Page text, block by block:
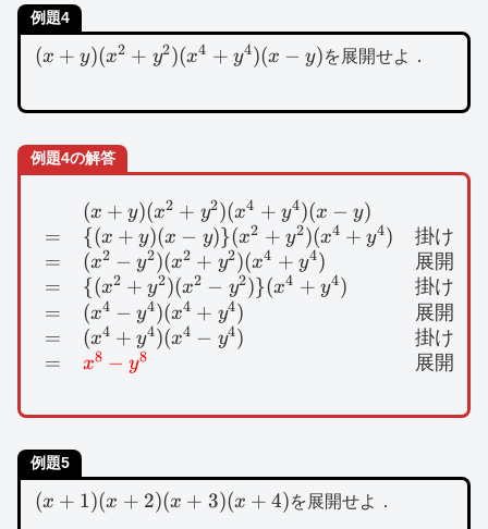
例題4
(x+y)
(x + y)(x2 + y2)(x4 + y4)(x − y)を展開せよ．
例題4の解答
=
=
=
=
=
=
(x + y)(x2 + y2)(x4 + y4)(x − y)
{(x + y)(x − y)}(x2 + y2)(x4 + y4)
(x2 − y2)(x2 + y2)(x4 + y4)
{(x2 + y2)(x2 − y2)}(x4 + y4)
(x4 − y4)(x4 + y4)
(x4 + y4)(x4 − y4)
x8 − y8
掛ける
展開の
掛ける
展開の
掛ける
展開の
例題5
(x+1)
(x + 1)(x + 2)(x + 3)(x + 4)を展開せよ．